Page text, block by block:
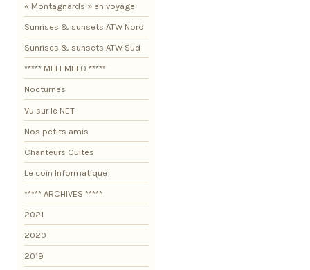
« Montagnards » en voyage
Sunrises & sunsets ATW Nord
Sunrises & sunsets ATW Sud
***** MELI-MELO *****
Nocturnes
Vu sur le NET
Nos petits amis
Chanteurs Cultes
Le coin Informatique
***** ARCHIVES *****
2021
2020
2019